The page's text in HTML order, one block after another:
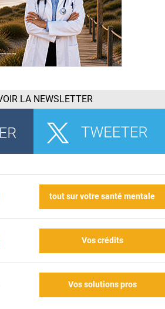
LA NEWSLETTER
tout sur votre santé mentale
Vos crédits
Vos solutions pros